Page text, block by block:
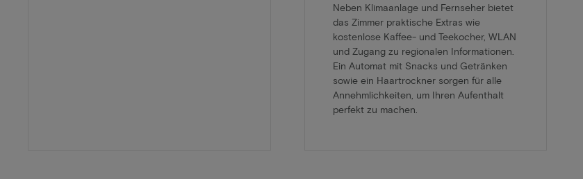
Neben Klimaanlage und Fernseher bietet
das Zimmer praktische Extras wie
kostenlose Kaffee- und Teekocher, WLAN
und Zugang zu regionalen Informationen.
Ein Automat mit Snacks und Getränken
sowie ein Haartrockner sorgen für alle
Annehmlichkeiten, um Ihren Aufenthalt
perfekt zu machen.